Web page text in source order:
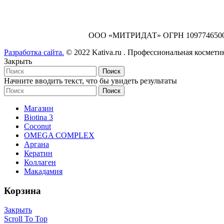
ООО «МИТРИДАТ» ОГРН
Разработка сайта. © 2022 Kativa.ru . Профессиональная
Закрыть
Поиск
Начните вводить текст, что бы увидеть результаты
Поиск
Магазин
Biotina 3
Coconut
OMEGA COMPLEX
Аргана
Кератин
Коллаген
Макадамия
Корзина
Закрыть
Scroll To Top